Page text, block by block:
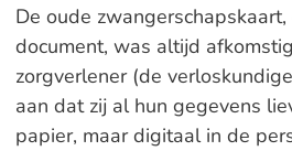
De oude
document, was altijd
zorgverlener (de
aan dat zij al hun gegevens
papier, maar digitaal in de